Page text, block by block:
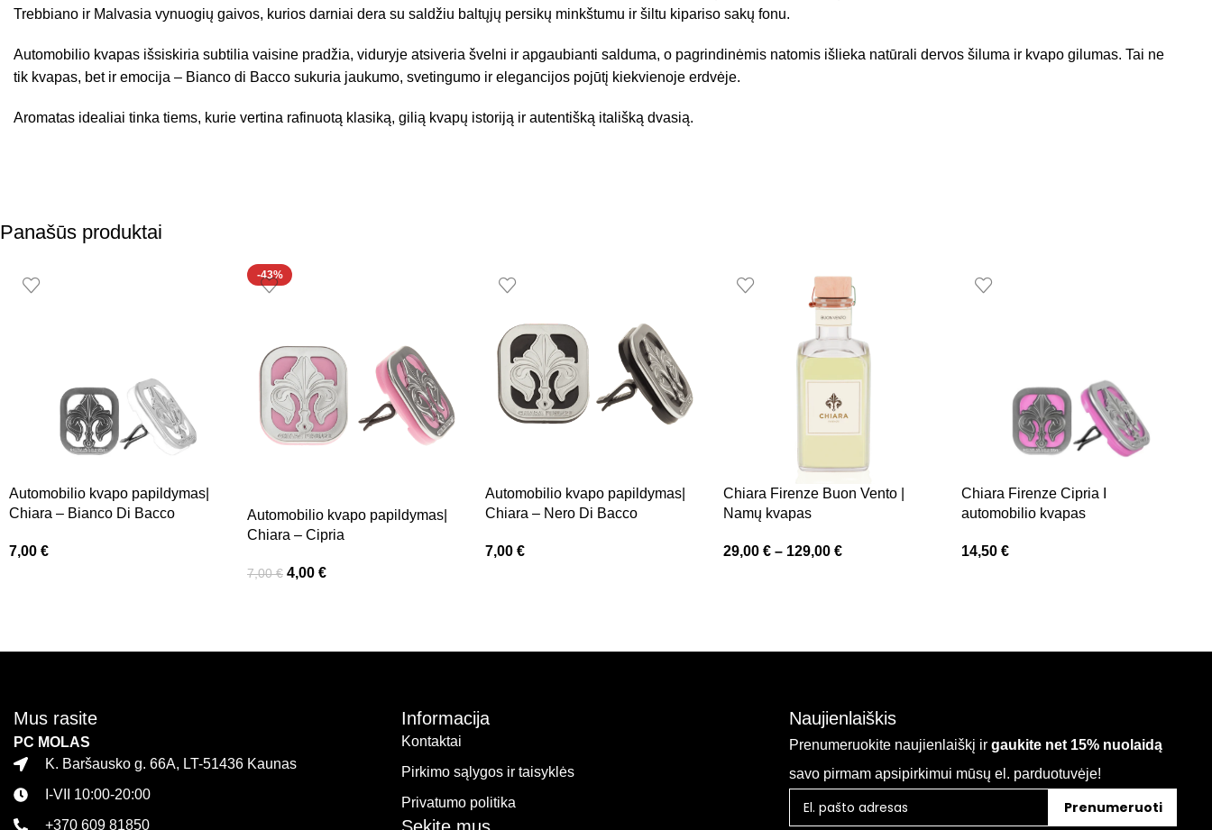
Trebbiano ir Malvasia vynuogių gaivos, kurios darniai dera su saldžiu baltųjų persikų minkštumu ir šiltu kipariso sakų fonu.
Automobilio kvapas išsiskiria subtilia vaisine pradžia, viduryje atsiveria švelni ir apgaubianti salduma, o pagrindinėmis natomis išlieka natūrali dervos šiluma ir kvapo gilumas. Tai ne
tik kvapas, bet ir emocija – Bianco di Bacco sukuria jaukumo, svetingumo ir elegancijos pojūtį kiekvienoje erdvėje.
Aromatas idealiai tinka tiems, kurie vertina rafinuotą klasiką, gilią kvapų istoriją ir autentišką itališką dvasią.
Panašūs produktai
Automobilio kvapo papildymas|
Chiara – Bianco Di Bacco
7,00 €
-43%
Automobilio kvapo papildymas|
Chiara – Cipria
7,00€ 4,00 €
Automobilio kvapo papildymas|
Chiara – Nero Di Bacco
7,00 €
Chiara Firenze Buon Vento |
Namų kvapas
29,00 € – 129,00 €
Chiara Firenze Cipria I
automobilio kvapas
14,50 €
Mus rasite
PC MOLAS
K. Baršausko g. 66A, LT-51436 Kaunas
I-VII 10:00-20:00
+370 609 81850
Informacija
Kontaktai
Pirkimo sąlygos ir taisyklės
Privatumo politika
Naujienlaiškis
Prenumeruokite naujienlaiškį ir gaukite net 15% nuolaidą
savo pirmam apsipirkimui mūsų el. parduotuvėje!
Prenumeruoti